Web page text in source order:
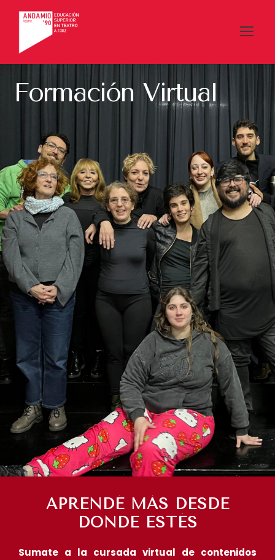
Formación Virtual
APRENDÉ MÁS DESDE
DONDE ESTÉS
Sumate a la cursada virtual de contenidos